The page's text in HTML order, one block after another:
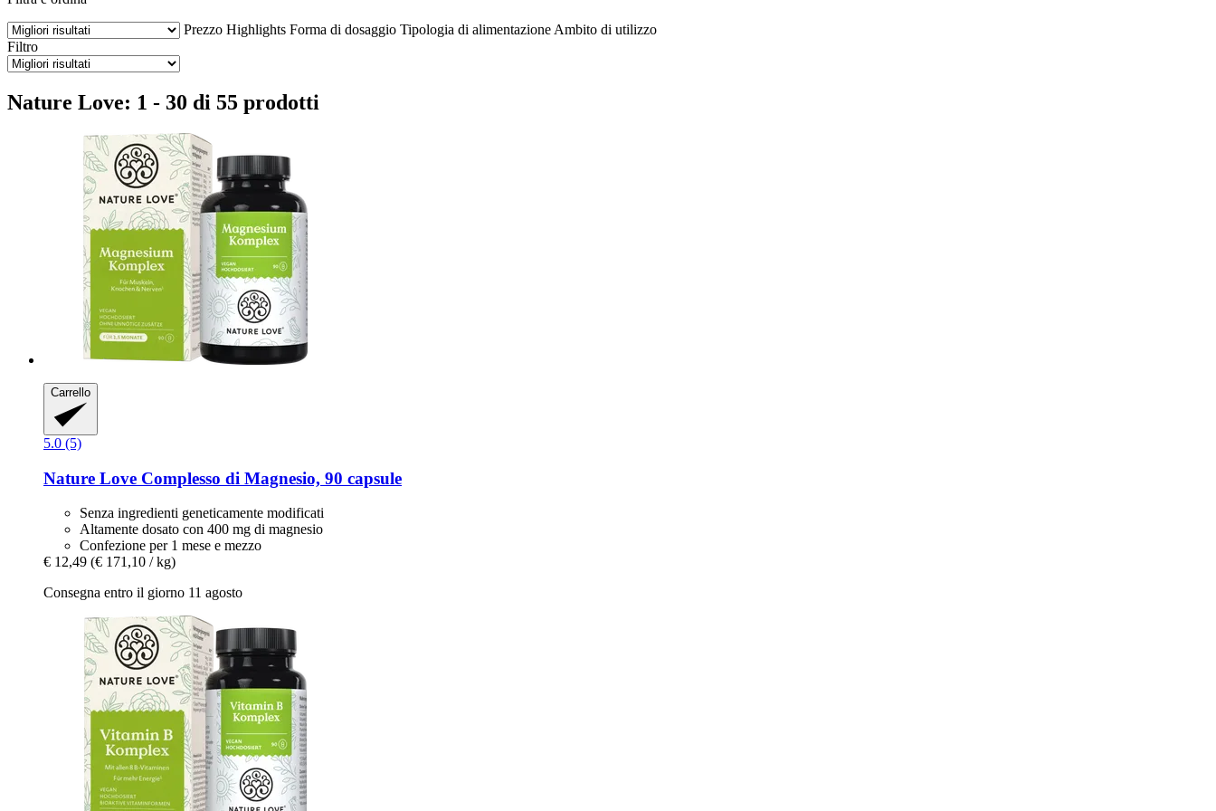
Prezzo Highlights Forma di dosaggio Tipologia di alimentazione Ambito di utilizzo
Filtro
Nature Love: 1 - 30 di 55 prodotti
Carrello
5.0 (5)
Nature Love Complesso di Magnesio, 90 capsule
Senza ingredienti geneticamente modificati
Altamente dosato con 400 mg di magnesio
Confezione per 1 mese e mezzo
€ 12,49 (€ 171,10 / kg)
Consegna entro il giorno 11 agosto